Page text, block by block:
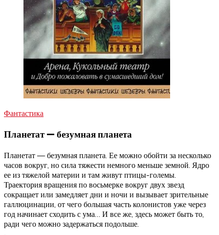
Фантастика
Планетат — безумная планета
Планетат — безумная планета. Ее можно обойти за несколько
часов вокруг, но сила тяжести немного меньше земной. Ядро
ее из тяжелой материи и там живут птицы-големы.
Траектория вращения по восьмерке вокруг двух звезд
сокращает или замедляет дни и ночи и вызывает зрительные
галлюцинации, от чего большая часть колонистов уже через
год начинает сходить с ума… И все же, здесь может быть то,
ради чего можно задержаться подольше.